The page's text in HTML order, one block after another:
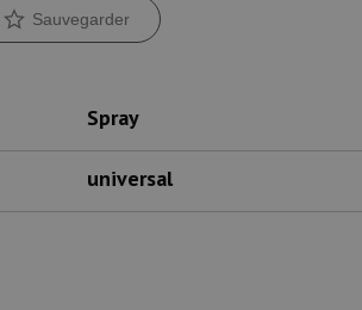
Sauvegarder
Spray
universal